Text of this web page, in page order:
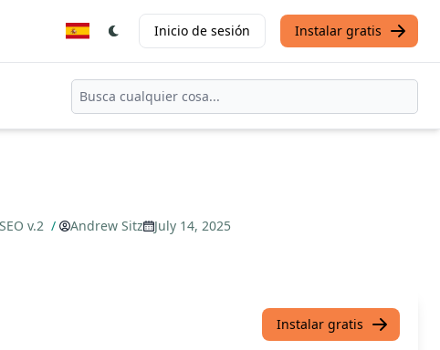
Inicio de sesión Instalar gratis
v.2 / Andrew Sitz
July 14, 2025
Instalar gratis